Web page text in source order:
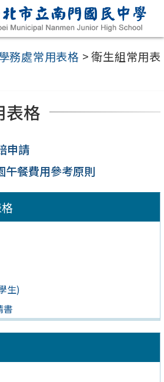
務處常用表格 >衛生組常用表
生)
書
表格
申請
午餐費用參考原則